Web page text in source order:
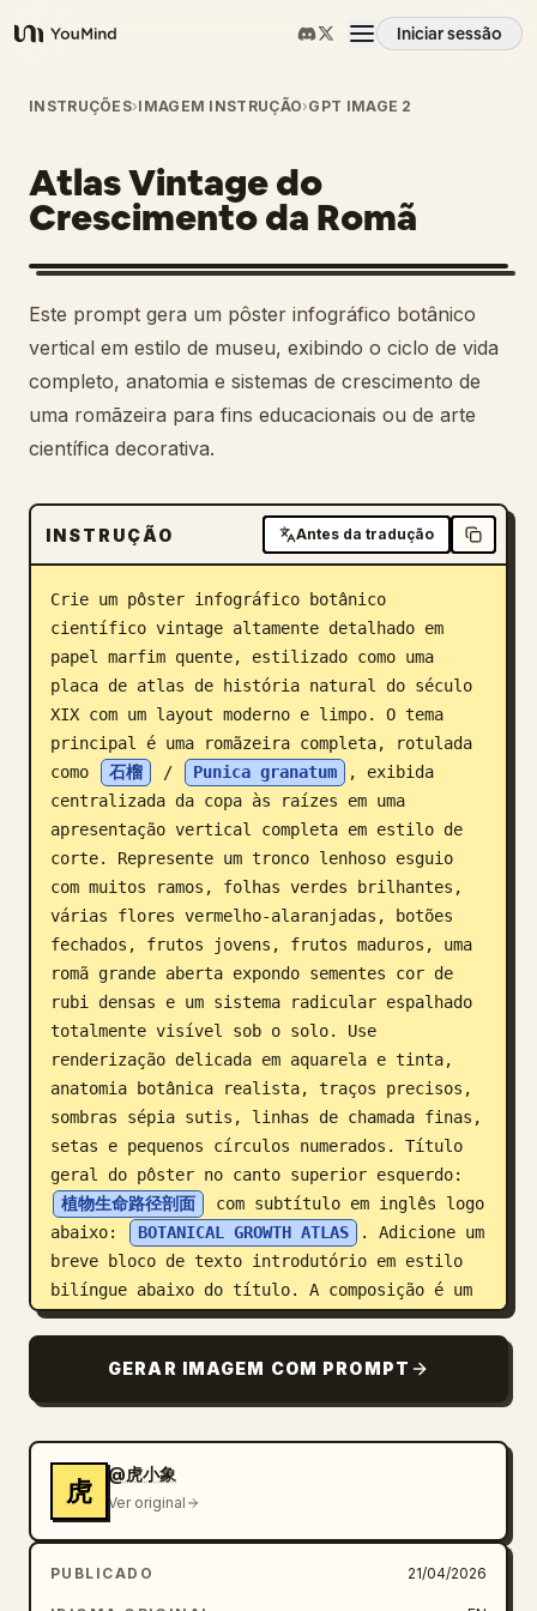
YouMind
Iniciar sessão
Visão geral
Casos de uso
Habilidades
Prompts
Preços
Blogue
Atualizações
INSTRUÇÕES›IMAGEM INSTRUÇÃO›GPT IMAGE 2
Atlas Vintage do
Crescimento da Romã
Este prompt gera um pôster infográfico botânico
vertical em estilo de museu, exibindo o ciclo de vida
completo, anatomia e sistemas de crescimento de
uma romãzeira para fins educacionais ou de arte
científica decorativa.
INSTRUÇÃO Antes da tradução
Crie um pôster infográfico botânico
científico vintage altamente detalhado em
papel marfim quente, estilizado como uma
placa de atlas de história natural do século
XIX com um layout moderno e limpo. O tema
principal é uma romãzeira completa, rotulada
como
石榴 / Punica granatum
, exibida
centralizada da copa às raízes em uma
apresentação vertical completa em estilo de
corte. Represente um tronco lenhoso esguio
com muitos ramos, folhas verdes brilhantes,
várias flores vermelho-alaranjadas, botões
fechados, frutos jovens, frutos maduros, uma
romã grande aberta expondo sementes cor de
rubi densas e um sistema radicular espalhado
totalmente visível sob o solo. Use
renderização delicada em aquarela e tinta,
anatomia botânica realista, traços precisos,
sombras sépia sutis, linhas de chamada finas,
setas e pequenos círculos numerados. Título
geral do pôster no canto superior esquerdo:
植物生命路径剖面
com subtítulo em inglês logo
abaixo:
BOTANICAL GROWTH ATLAS
. Adicione um
breve bloco de texto introdutório em estilo
bilíngue abaixo do título. A composição é um
pôster educacional vertical 9:16 com a planta
numeradas ao redor da planta, cada uma com
título visível em chinês e tradução menor em
inglês, organizadas no estilo de atlas:
1. Arquitetura da Semente — um diagrama
grande de semente em corte com partes
internas rotuladas e um detalhe menor de
GERAR IMAGEM COM PROMPT
虎
@虎小象
Ver original
PUBLICADO 21/04/2026